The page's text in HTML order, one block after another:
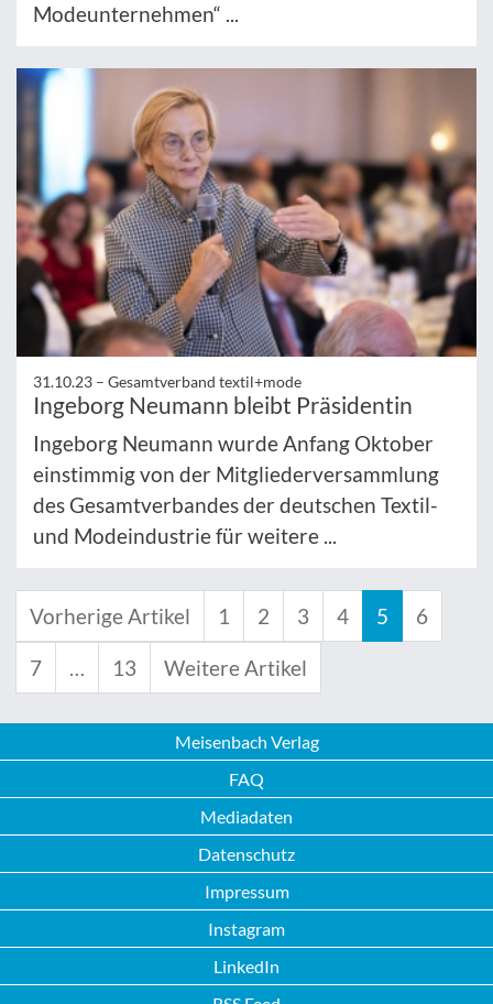
Modeunternehmen“ ...
31.10.23 – Gesamtverband textil+mode
Ingeborg Neumann bleibt Präsidentin
Ingeborg Neumann wurde Anfang Oktober
einstimmig von der Mitgliederversammlung
des Gesamtverbandes der deutschen Textil-
und Modeindustrie für weitere ...
Vorherige Artikel 1 2 3 4 5 6
7 … 13 Weitere Artikel
Meisenbach Verlag
FAQ
Mediadaten
Datenschutz
Impressum
Instagram
LinkedIn